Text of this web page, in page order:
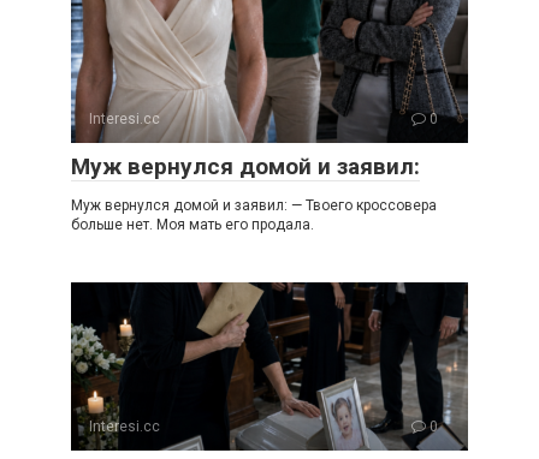
Interesi.cc 0
Муж вернулся домой и заявил:
Муж вернулся домой и заявил: — Твоего кроссовера
больше нет. Моя мать его продала.
Interesi.cc 0